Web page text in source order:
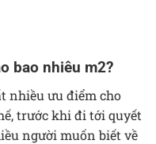
bao nhiêu m2?
nhiều ưu điểm cho
trước khi đi tới quyết
người muốn biết về